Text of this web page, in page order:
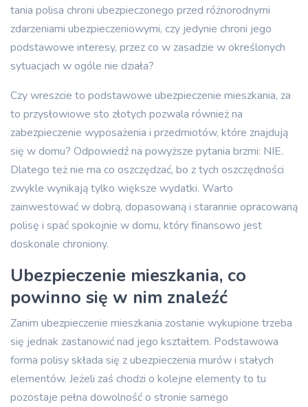
tania polisa chroni ubezpieczonego przed różnorodnymi
zdarzeniami ubezpieczeniowymi, czy jedynie chroni jego
podstawowe interesy, przez co w zasadzie w określonych
sytuacjach w ogóle nie działa?
Czy wreszcie to podstawowe ubezpieczenie mieszkania, za
to przysłowiowe sto złotych pozwala również na
zabezpieczenie wyposażenia i przedmiotów, które znajdują
się w domu? Odpowiedź na powyższe pytania brzmi: NIE.
Dlatego też nie ma co oszczędzać, bo z tych oszczędności
zwykle wynikają tylko większe wydatki. Warto
zainwestować w dobrą, dopasowaną i starannie opracowaną
polisę i spać spokojnie w domu, który finansowo jest
doskonale chroniony.
Ubezpieczenie mieszkania, co
powinno się w nim znaleźć
Zanim ubezpieczenie mieszkania zostanie wykupione trzeba
się jednak zastanowić nad jego kształtem. Podstawowa
forma polisy składa się z ubezpieczenia murów i stałych
elementów. Jeżeli zaś chodzi o kolejne elementy to tu
pozostaje pełna dowolność o stronie samego